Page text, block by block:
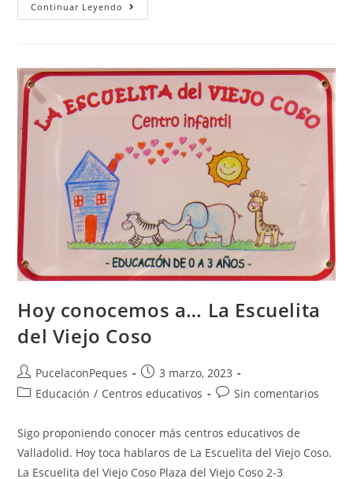
Continuar Leyendo
Hoy conocemos a… La Escuelita
del Viejo Coso
PucelaconPeques
3 marzo, 2023
Educación / Centros educativos Sin comentarios
Sigo proponiendo conocer más centros educativos de
Valladolid. Hoy toca hablaros de La Escuelita del Viejo Coso.
La Escuelita del Viejo Coso Plaza del Viejo Coso 2-3